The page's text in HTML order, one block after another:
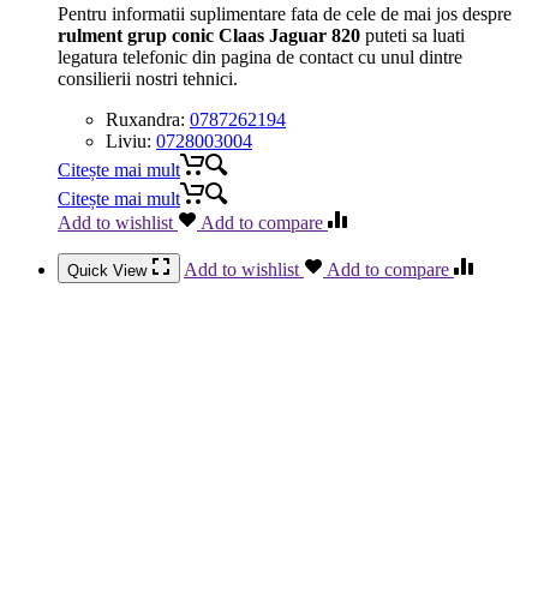
Pentru informatii suplimentare fata de cele de mai jos despre
rulment grup conic Claas Jaguar 820 puteti sa luati
legatura telefonic din pagina de contact cu unul dintre
consilierii nostri tehnici.
Ruxandra: 0787262194
Liviu: 0728003004
Citește mai mult
Citește mai mult
Add to wishlist
Add to compare
Quick View Add to wishlist Add to compare